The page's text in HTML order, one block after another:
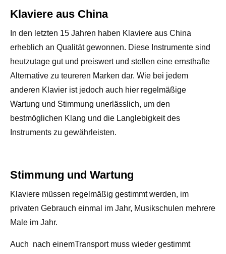
Klaviere aus China
In den letzten 15 Jahren haben Klaviere aus China
erheblich an Qualität gewonnen. Diese Instrumente sind
heutzutage gut und preiswert und stellen eine ernsthafte
Alternative zu teureren Marken dar. Wie bei jedem
anderen Klavier ist jedoch auch hier regelmäßige
Wartung und Stimmung unerlässlich, um den
bestmöglichen Klang und die Langlebigkeit des
Instruments zu gewährleisten.
Stimmung und Wartung
Klaviere müssen regelmäßig gestimmt werden, im
privaten Gebrauch einmal im Jahr, Musikschulen mehrere
Male im Jahr.
Auch nach einemTransport muss wieder gestimmt